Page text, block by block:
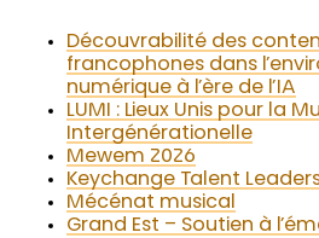
Découvrabilité des
francophones dans
numérique à l’ère de l’IA
LUMI : Lieux Unis pour la
Intergénérationelle
Mewem 2026
Keychange Talent
Mécénat musical
Grand Est – Soutien à